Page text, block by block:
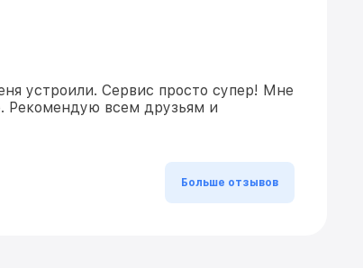
устроили. Сервис просто супер! Мне
Рекомендую всем друзьям и
Больше отзывов